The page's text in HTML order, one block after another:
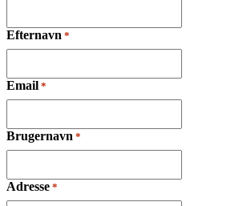
Efternavn *
Email *
Brugernavn *
Adresse *